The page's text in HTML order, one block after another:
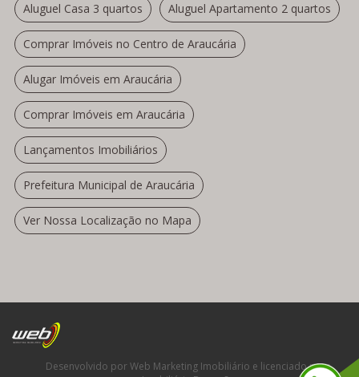
Aluguel Casa 3 quartos Aluguel Apartamento 2 quartos
Comprar Imóveis no Centro de Araucária
Alugar Imóveis em Araucária
Comprar Imóveis em Araucária
Lançamentos Imobiliários
Prefeitura Municipal de Araucária
Ver Nossa Localização no Mapa
Desenvolvido por Web Marketing Imobiliário e licenciado para